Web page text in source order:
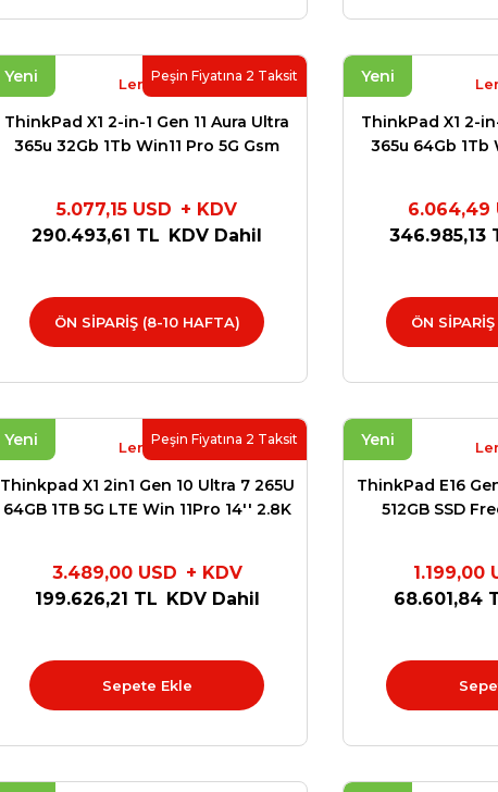
Yeni Peşin Fiyatına 2 Taksit
Lenovo
ThinkPad X1 2-in-1 Gen 11 Aura Ultra
365u 32Gb 1Tb Win11 Pro 5G Gsm
5.077,15 USD + KDV
290.493,61 TL KDV Dahil
ÖN SİPARİŞ (8-10 HAFTA)
Yeni
ThinkPad X1 2-
365u 64Gb 1Tb
6.064,49
346.985,13
ÖN
Yeni Peşin Fiyatına 2 Taksit
Lenovo
Thinkpad X1 2in1 Gen 10 Ultra 7 265U
64GB 1TB 5G LTE Win 11Pro 14'' 2.8K
3.489,00 USD + KDV
199.626,21 TL KDV Dahil
Sepete Ekle
Yeni
ThinkPad E16
512GB SSD
1.199,00
68.601,84